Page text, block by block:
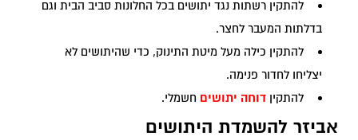
להתקין רשתות נגד יתושים בכל החלונות סביב הבית וגם
בדלתות המעבר לחצר.
להתקין כילה מעל מיטת התינוק, כדי שהיתושים לא
יצליחו לחדור פנימה.
להתקיןדוחה יתושים חשמלי.
אביזר להשמדת היתושים
כדי שנוכל
לשפר את
ומבנהו,
בהתאם לאופן
שימוש.